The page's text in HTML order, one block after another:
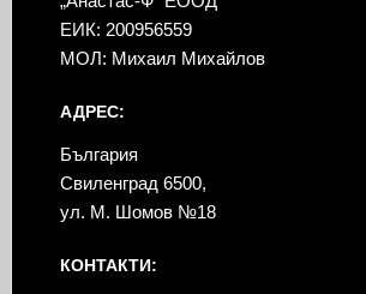
ЕИК: 200956559
МОЛ: Михаил Михайлов
АДРЕС:
България
Свиленград 6500,
ул. М. Шомов №18
КОНТАКТИ: